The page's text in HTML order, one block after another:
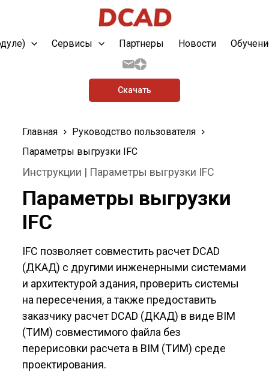
Сервисы Партнеры Новости
Скачать
Главная
Руководство пользователя
Параметры выгрузки IFC
Инструкции | Параметры выгрузки IFC
Параметры выгрузки
IFC
IFC позволяет совместить расчет DCAD
(ДКАД) с другими инженерными системами
и архитектурой здания, проверить системы
на пересечения, а также предоставить
заказчику расчет DCAD (ДКАД) в виде BIM
(ТИМ) совместимого файла без
перерисовки расчета в BIM (ТИМ) среде
проектирования.